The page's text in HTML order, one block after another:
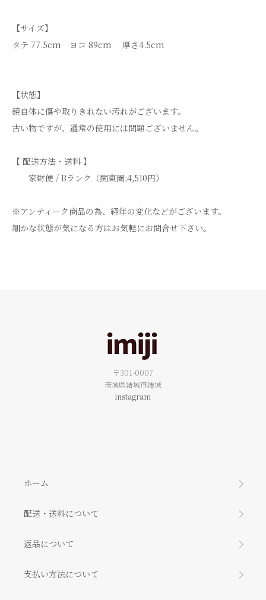
【サイズ】
タテ 77.5cm ヨコ 89cm 厚さ4.5cm
【状態】
鏡自体に傷や取りきれない汚れがございます。
古い物ですが、通常の使用には問題ございません。
【 配送方法・送料 】
家財便 / Bランク（関東圏:4,510円）
※アンティーク商品の為、経年の変化などがございます。
細かな状態が気になる方はお気軽にお問合せ下さい。
〒301-0007
茨城県結城市結城
instagram
ホーム
配送・送料について
返品について
支払い方法について